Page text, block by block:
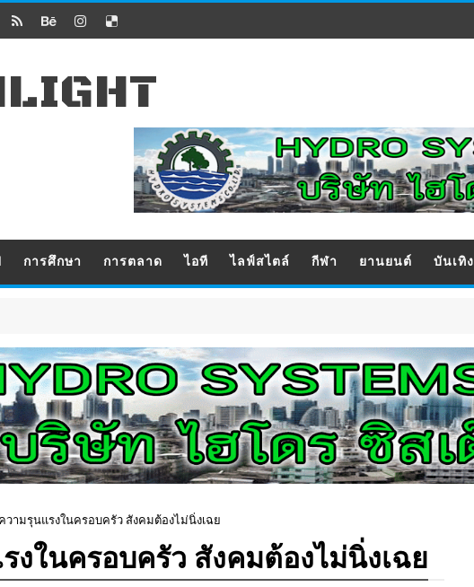
การศึกษา การตลาด ไอที ไลฟ์สไตล์ กีฬา ยานยนต์ บันเทิง
ามรุนแรงในครอบครัว สังคมต้องไม่นิ่งเฉย
ในครอบครัว สังคมต้องไม่นิ่งเฉย